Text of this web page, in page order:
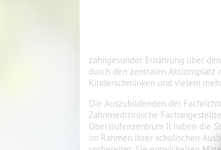
zahngesunder Ernährung über
durch den zentralen Aktionsplatz
Kinderschminken und vielem
Die Auszubildenden der
Zahnmedizinische
Oberstufenzentrum II haben die
im Rahmen ihrer schulischen